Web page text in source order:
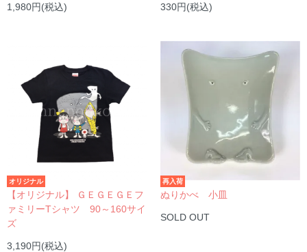
1,980円(税込) 330円(税込)
オリジナル
【オリジナル】 ＧＥＧＥＧＥフ
ァミリーTシャツ 90～160サイ
ズ
3,190円(税込)
再入荷
ぬりかべ 小皿
SOLD OUT